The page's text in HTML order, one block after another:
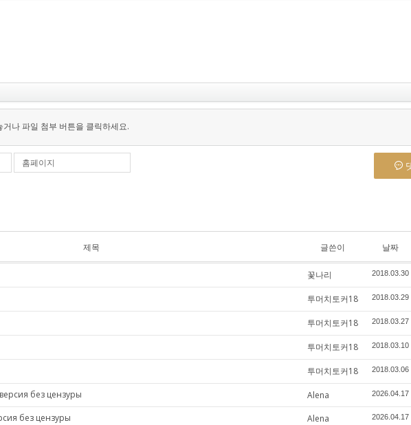
나 파일 첨부 버튼을 클릭하세요.
홈페이지
제목 글쓴이 날짜
꽃나리 2018.03.30
투머치토커18 2018.03.29
투머치토커18 2018.03.27
투머치토커18 2018.03.10
투머치토커18 2018.03.06
без цензуры Alena 2026.04.17
без цензуры Alena 2026.04.17